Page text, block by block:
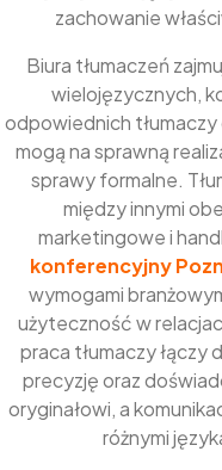
zachowanie
Biura tłumaczeń
wielojęzycznych,
odpowiednich
mogą na sprawną
sprawy formalne.
między innymi
marketingowe i
konferencyjny
wymogami
użyteczność w
praca tłumaczy
precyzję oraz
oryginałowi, a
różnymi